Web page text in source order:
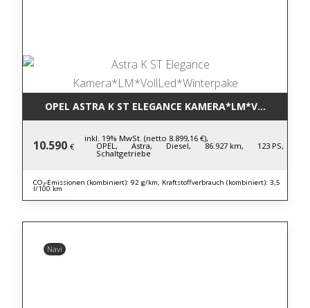
OPEL ASTRA K ST ELEGANCE
10.590 €
inkl. 19% MwSt. (netto 8.899,16 €),
OPEL, Astra, Diesel, 86.927 km, 123 PS,
Schaltgetriebe
CO₂-Emissionen (kombiniert): 92 g/km, Kraftstoffverbrauch (kombiniert): 3,5
l/100 km
Navi